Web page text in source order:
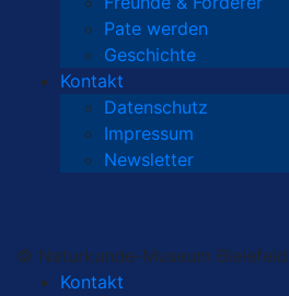
Pate werden
Geschichte
Kontakt
Datenschutz
Impressum
Newsletter
© Naturkunde-Museum Bielefeld |
Kontakt